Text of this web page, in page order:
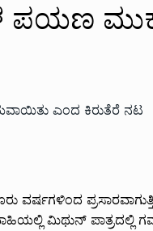
ಪಯಣ
ವರ್ಷಗಳಿಂದ
ಮಿಥುನ್